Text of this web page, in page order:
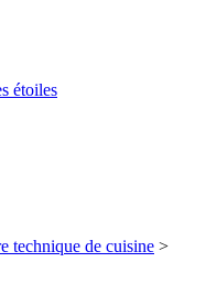
étoiles
technique de cuisine >